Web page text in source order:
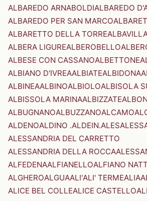
ALBAREDO ARNABOLDIALBAREDO
ALBAREDO PER SAN MARCO
ALBARETTO DELLA TORRE
ALBERA LIGUREALBEROBELLO
ALBESE CON CASSANOALBETTONE
ALBIANO D'IVREAALBIATEALBIDONA
ALBINEAALBINOALBIOLOALBISOLA
ALBISSOLA MARINAALBIZZATE
ALBUGNANOALBUZZANOALCAMO
ALDENOALDINO .ALDEIN.ALES
ALESSANDRIA DEL CARRETTO
ALESSANDRIA DELLA ROCCA
ALFEDENAALFIANELLOALFIANO
ALGHEROALGUAALI'ALI' TERMEALIA
ALICE BEL COLLEALICE CASTELLO